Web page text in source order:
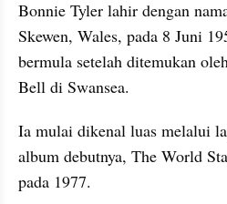
Bonnie Tyler lahir dengan
Skewen, Wales, pada 8 Juni
bermula setelah ditemukan
Bell di Swansea.
Ia mulai dikenal luas melalui
album debutnya, The World
pada 1977.